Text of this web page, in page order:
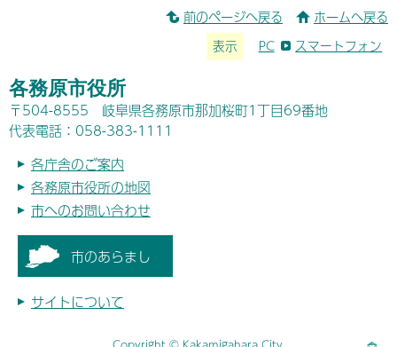
前のページへ戻る ホームへ戻る
表示 PC スマートフォン
各務原市役所
〒504-8555 岐阜県各務原市那加桜町1丁目69番地
代表電話：058-383-1111
各庁舎のご案内
各務原市役所の地図
市へのお問い合わせ
市のあらまし
サイトについて